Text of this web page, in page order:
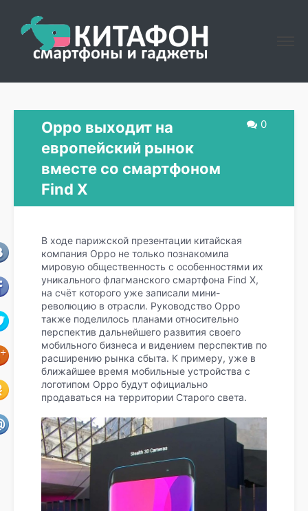
0
Oppo выходит на
европейский рынок
вместе со смартфоном
Find X
В ходе парижской презентации китайская
компания Oppo не только познакомила
мировую общественность с особенностями их
уникального флагманского смартфона Find X,
на счёт которого уже записали мини-
революцию в отрасли. Руководство Oppo
также поделилось планами относительно
перспектив дальнейшего развития своего
мобильного бизнеса и видением перспектив по
расширению рынка сбыта. К примеру, уже в
ближайшее время мобильные устройства с
логотипом Oppo будут официально
продаваться на территории Старого света.